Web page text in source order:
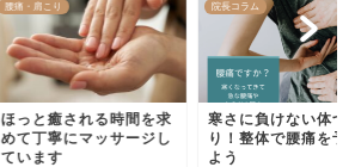
腰痛・肩こり
ほっと癒される時間を求
めて丁寧にマッサージし
ています
院長コラム
寒さに負けない体づ
り！整体で腰痛を予
よう